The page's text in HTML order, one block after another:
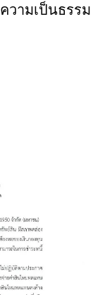
วามเป็นธรรม